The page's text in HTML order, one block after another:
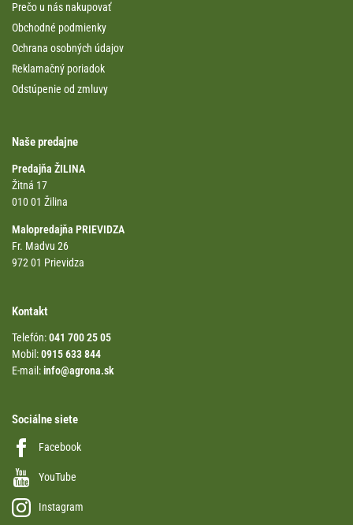
Prečo u nás nakupovať
Obchodné podmienky
Ochrana osobných údajov
Reklamačný poriadok
Odstúpenie od zmluvy
Naše predajne
Predajňa ŽILINA
Žitná 17
010 01 Žilina
Malopredajňa PRIEVIDZA
Fr. Madvu 26
972 01 Prievidza
Kontakt
Telefón:041 700 25 05
Mobil:0915 633 844
E-mail:info@agrona.sk
Sociálne siete
Facebook
YouTube
Instagram